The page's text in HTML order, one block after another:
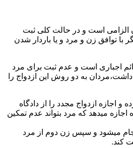
الزامی است و در حالت کلی ثبت
با توافق زن و مرد و یا باردار شدن
اجباری است و عدم ثبت برای مرد
به دو روش این ازدواج را
و اجازه ازدواج مجدد را از دادگاه
اجازه میدهد که مرد بتواند عدم تمکین
میشود و سپس زن دوم از مرد
کند.